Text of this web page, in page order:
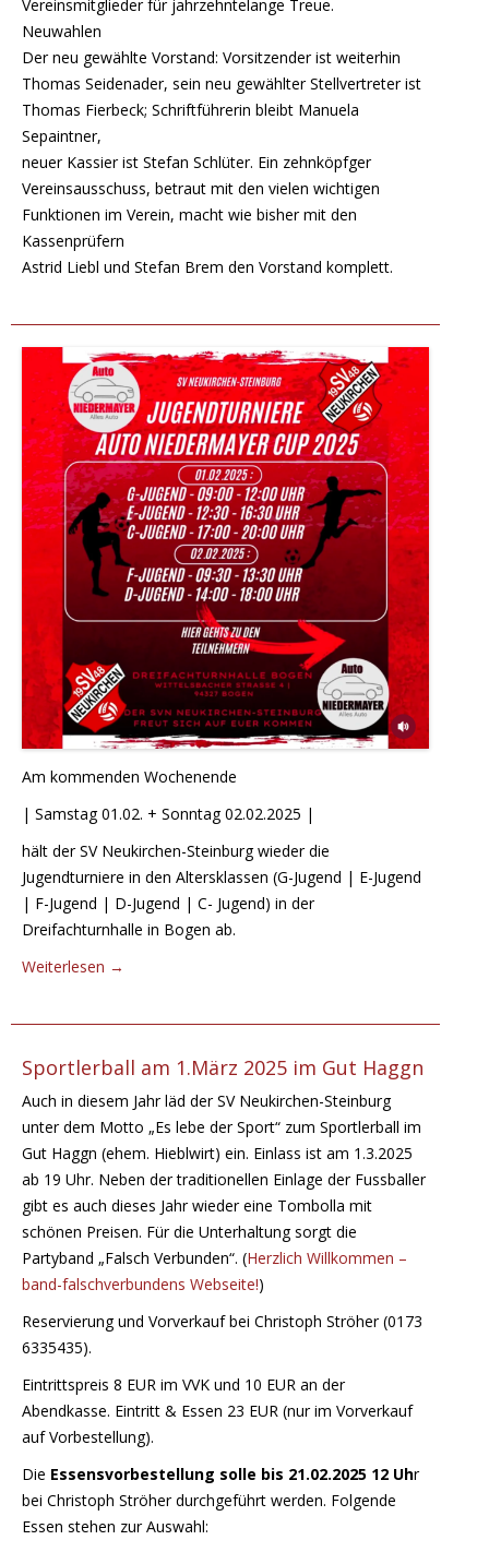
Vereinsmitglieder für jahrzehntelange Treue.
Neuwahlen
Der neu gewählte Vorstand: Vorsitzender ist weiterhin
Thomas Seidenader, sein neu gewählter Stellvertreter ist
Thomas Fierbeck; Schriftführerin bleibt Manuela
Sepaintner,
neuer Kassier ist Stefan Schlüter. Ein zehnköpfger
Vereinsausschuss, betraut mit den vielen wichtigen
Funktionen im Verein, macht wie bisher mit den
Kassenprüfern
Astrid Liebl und Stefan Brem den Vorstand komplett.
Am kommenden Wochenende
| Samstag 01.02. + Sonntag 02.02.2025 |
hält der SV Neukirchen-Steinburg wieder die
Jugendturniere in den Altersklassen (G-Jugend | E-Jugend
| F-Jugend | D-Jugend | C- Jugend) in der
Dreifachturnhalle in Bogen ab.
Weiterlesen →
Sportlerball am 1.März 2025 im Gut Haggn
Auch in diesem Jahr läd der SV Neukirchen-Steinburg
unter dem Motto „Es lebe der Sport“ zum Sportlerball im
Gut Haggn (ehem. Hieblwirt) ein. Einlass ist am 1.3.2025
ab 19 Uhr. Neben der traditionellen Einlage der Fussballer
gibt es auch dieses Jahr wieder eine Tombolla mit
schönen Preisen. Für die Unterhaltung sorgt die
Partyband „Falsch Verbunden“. (Herzlich Willkommen –
band-falschverbundens Webseite!)
Reservierung und Vorverkauf bei Christoph Ströher (0173
6335435).
Eintrittspreis 8 EUR im VVK und 10 EUR an der
Abendkasse. Eintritt & Essen 23 EUR (nur im Vorverkauf
auf Vorbestellung).
Die Essensvorbestellung solle bis 21.02.2025 12 Uhr
bei Christoph Ströher durchgeführt werden. Folgende
Essen stehen zur Auswahl: